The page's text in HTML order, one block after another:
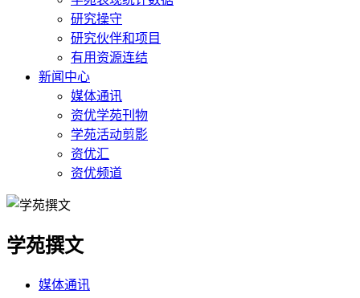
研究操守
研究伙伴和项目
有用资源连结
新闻中心
媒体通讯
资优学苑刊物
学苑活动剪影
资优汇
资优频道
学苑撰文
媒体通讯